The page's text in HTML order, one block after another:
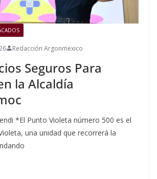
Redacción Argonmexico
Seguros Para
la Alcaldía
*El Punto Violeta número 500 es el
una unidad que recorrerá la